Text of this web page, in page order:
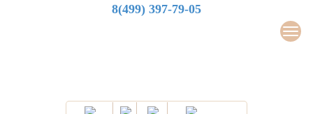
8(499) 397-79-05